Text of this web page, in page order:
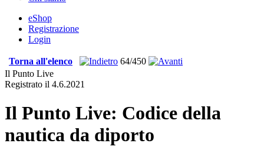
eShop
Registrazione
Login
Torna all'elenco
64/450
Il Punto Live
Registrato il 4.6.2021
Il Punto Live: Codice della
nautica da diporto